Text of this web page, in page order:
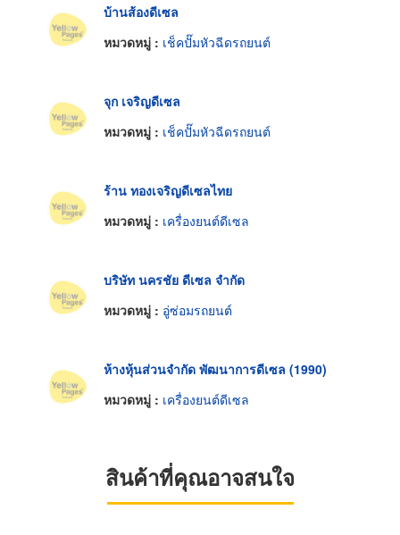
บ้านส้องดีเซล
หมวดหมู่ : เช็คปั๊มหัวฉีดรถยนต์
จุก เจริญดีเซล
หมวดหมู่ : เช็คปั๊มหัวฉีดรถยนต์
ร้าน ทองเจริญดีเซลไทย
หมวดหมู่ : เครื่องยนต์ดีเซล
บริษัท นครชัย ดีเซล จำกัด
หมวดหมู่ : อู่ซ่อมรถยนต์
ห้างหุ้นส่วนจำกัด พัฒนาการดีเซล (1990)
หมวดหมู่ : เครื่องยนต์ดีเซล
สินค้าที่คุณอาจสนใจ